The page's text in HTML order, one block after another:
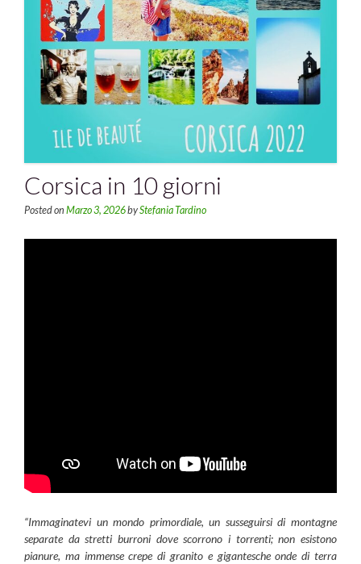
Corsica in 10 giorni
Posted on Marzo 3, 2026byStefania Tardino
“Immaginatevi un mondo primordiale, un susseguirsi di montagne
separate da stretti burroni dove scorrono i torrenti; non esistono
pianure, ma immense crepe di granito e gigantesche onde di terra